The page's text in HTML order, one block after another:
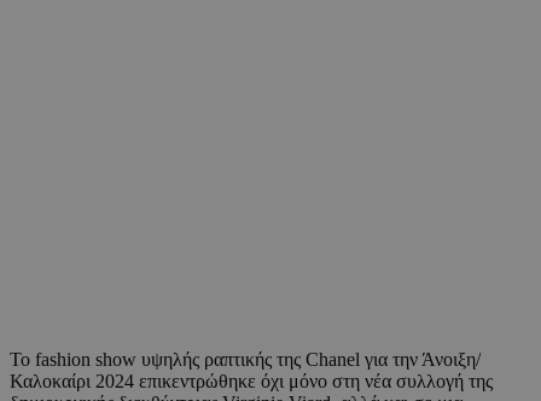
Το fashion show υψηλής ραπτικής της Chanel για την Άνοιξη/
Καλοκαίρι 2024 επικεντρώθηκε όχι μόνο στη νέα συλλογή της